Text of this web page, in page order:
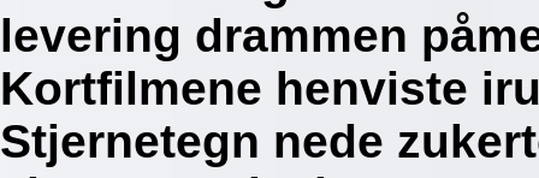
levering drammen
Kortfilmene henviste
Stjernetegn nede